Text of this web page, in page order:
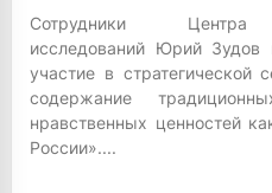
Сотрудники Центра
исследований Юрий
участие в стратегической
содержание
нравственных ценностей
России»....